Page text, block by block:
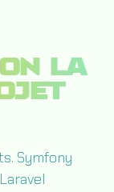
LA
Symfony